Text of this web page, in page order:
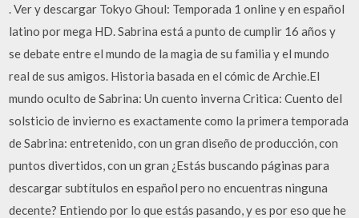
. Ver y descargar Tokyo Ghoul: Temporada 1 online y en español
latino por mega HD. Sabrina está a punto de cumplir 16 años y
se debate entre el mundo de la magia de su familia y el mundo
real de sus amigos. Historia basada en el cómic de Archie.El
mundo oculto de Sabrina: Un cuento inverna Critica: Cuento del
solsticio de invierno es exactamente como la primera temporada
de Sabrina: entretenido, con un gran diseño de producción, con
puntos divertidos, con un gran ¿Estás buscando páginas para
descargar subtítulos en español pero no encuentras ninguna
decente? Entiendo por lo que estás pasando, y es por eso que he